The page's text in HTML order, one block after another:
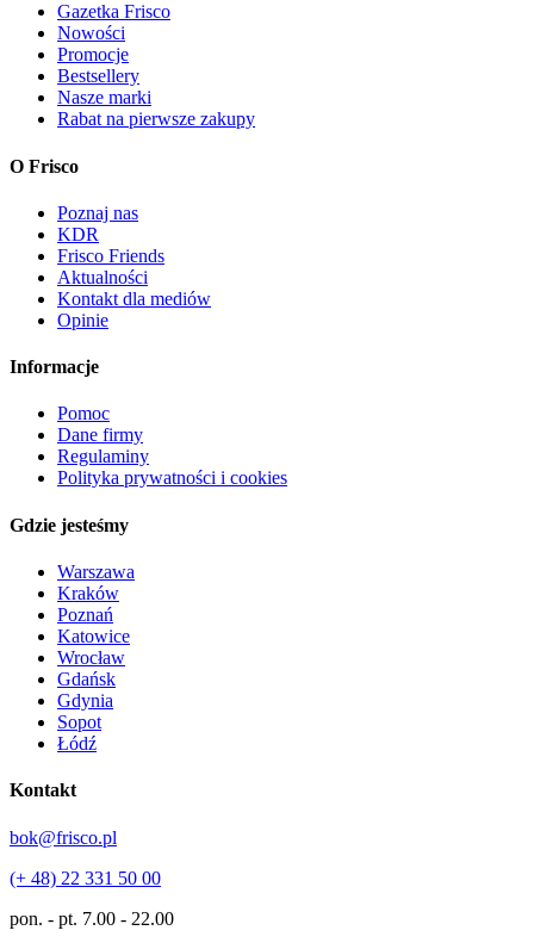
Gazetka Frisco
Nowości
Promocje
Bestsellery
Nasze marki
Rabat na pierwsze zakupy
O Frisco
Poznaj nas
KDR
Frisco Friends
Aktualności
Kontakt dla mediów
Opinie
Informacje
Pomoc
Dane firmy
Regulaminy
Polityka prywatności i cookies
Gdzie jesteśmy
Warszawa
Kraków
Poznań
Katowice
Wrocław
Gdańsk
Gdynia
Sopot
Łódź
Kontakt
bok@frisco.pl
(+ 48) 22 331 50 00
pon. - pt. 7.00 - 22.00